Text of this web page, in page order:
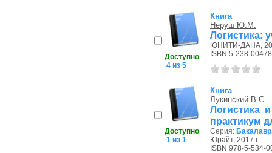
Доступно
4 из 5
Книга
Неруш Ю.М.
Логистика:
ЮНИТИ-ДАНА,
ISBN 5-238-
Доступно
1 из 1
Книга
Лукинский В.С.
Логистика
практикум
Серия:
Юрайт, 2017 г.
ISBN 978-5-534-